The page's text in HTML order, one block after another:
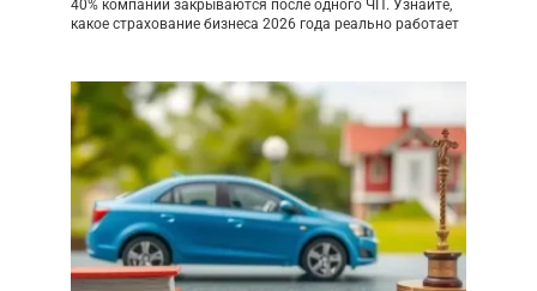
40% компаний закрываются после одного ЧП. Узнайте,
какое страхование бизнеса 2026 года реально работает